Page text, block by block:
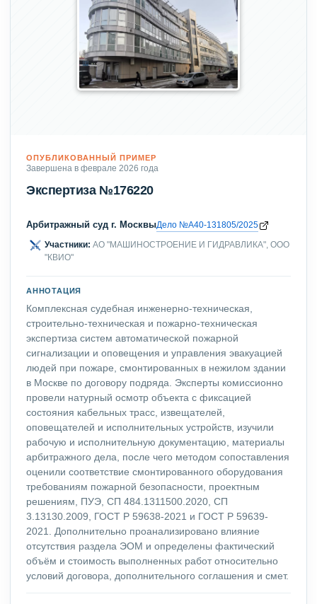
ОПУБЛИКОВАННЫЙ ПРИМЕР
Завершена в феврале 2026 года
Экспертиза №176220
Арбитражный суд г. МосквыДело №А40-131805/2025
Участники: АО "МАШИНОСТРОЕНИЕ И ГИДРАВЛИКА", ООО
"КВИО"
АННОТАЦИЯ
Комплексная судебная инженерно-техническая,
строительно-техническая и пожарно-техническая
экспертиза систем автоматической пожарной
сигнализации и оповещения и управления эвакуацией
людей при пожаре, смонтированных в нежилом здании
в Москве по договору подряда. Эксперты комиссионно
провели натурный осмотр объекта с фиксацией
состояния кабельных трасс, извещателей,
оповещателей и исполнительных устройств, изучили
рабочую и исполнительную документацию, материалы
арбитражного дела, после чего методом сопоставления
оценили соответствие смонтированного оборудования
требованиям пожарной безопасности, проектным
решениям, ПУЭ, СП 484.1311500.2020, СП
3.13130.2009, ГОСТ Р 59638-2021 и ГОСТ Р 59639-
2021. Дополнительно проанализировано влияние
отсутствия раздела ЭОМ и определены фактический
объём и стоимость выполненных работ относительно
условий договора, дополнительного соглашения и смет.